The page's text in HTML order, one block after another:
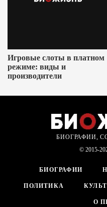
Игровые слоты в платном
режиме: виды и
производители
БИОГРАФИИ,
© 2015-
БИОГРАФИИ
ПОЛИТИКА
О